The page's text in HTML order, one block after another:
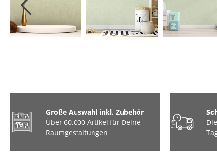
Barock Marmor
Große Auswahl inkl. Zubehör
Über 60.000 Artikel für Deine
Raumgestaltungen